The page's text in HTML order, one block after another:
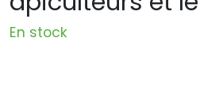
En stock